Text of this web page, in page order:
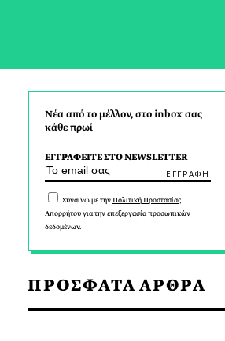
Νέα από το μέλλον, στο inbox σας
κάθε πρωί
ΕΓΓΡΑΦΕΙΤΕ ΣΤΟ NEWSLETTER
Συναινώ με τηνΠολιτική Προστασίας
Απορρήτουγια την επεξεργασία προσωπικών
δεδομένων.
ΠΡΟΣΦΑΤΑ ΑΡΘΡΑ